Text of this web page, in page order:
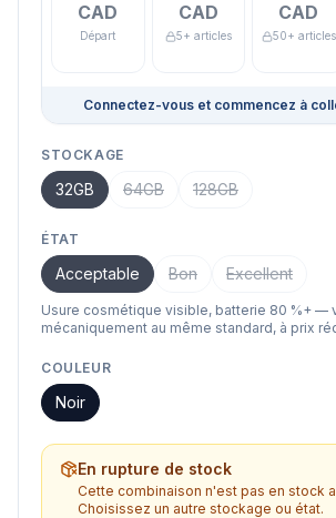
CAD
Départ
CAD
5+ articles
CAD
50+ articles
Connectez-vous et commencez à
STOCKAGE
32GB 64GB 128GB
ÉTAT
Acceptable Bon Excellent
Usure cosmétique visible, batterie 80 %+ —
mécaniquement au même standard, à prix
COULEUR
Noir
En rupture de stock
Cette combinaison n'est pas en stock
Choisissez un autre stockage ou état.